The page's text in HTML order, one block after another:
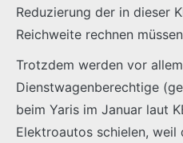
Reduzierung der in dieser
Reichweite rechnen
Trotzdem werden vor
Dienstwagenberechtige
beim Yaris im Januar laut
Elektroautos schielen, weil